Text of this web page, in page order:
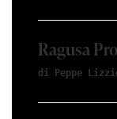
Ragusa
di Peppe